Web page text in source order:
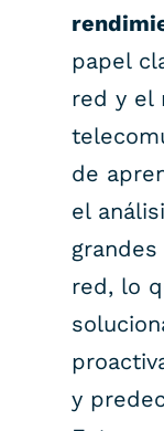
papel
red y el
de
el
red, lo
y